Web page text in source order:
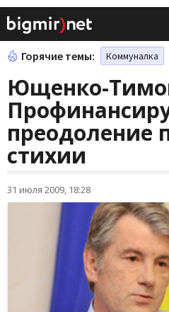
Горячие темы: Коммуналка
Ющенко-
преодоление
стихии
31 июля 2009, 18:28